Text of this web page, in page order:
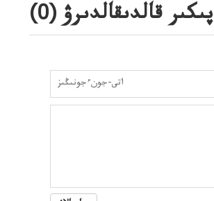
پىكىر قالدىقالدىرۋ (0
)